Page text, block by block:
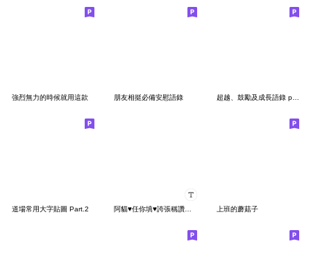
強烈無力的時候就用這款 朋友相挺必備安慰語錄 超越、鼓勵及成長語錄 part7
道場常用大字貼圖 Part.2 阿貓♥任你填♥誇張稱讚系列 上班的蘑菇子